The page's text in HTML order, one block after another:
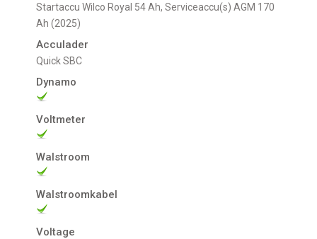
Startaccu Wilco Royal 54 Ah, Serviceaccu(s) AGM 170
Ah (2025)
Acculader
Quick SBC
Dynamo
Voltmeter
Walstroom
Walstroomkabel
Voltage